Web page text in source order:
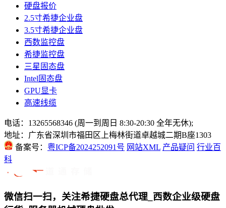
硬盘报价
2.5寸希捷企业盘
3.5寸希捷企业盘
西数监控盘
希捷监控盘
三星固态盘
Intel固态盘
GPU显卡
高速线缆
电话：13265568346 (周一到周日 8:30-20:30 全年无休);
地址：广东省深圳市福田区上梅林街道卓越城二期B座1303
备案号： 粤ICP备2024252091号 网站XML 产品疑问 行业百
科
微信扫一扫，关注希捷硬盘总代理_西数企业级硬盘